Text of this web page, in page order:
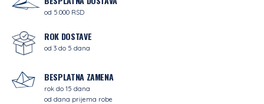
od 5.000 RSD
ROK DOSTAVE
od 3 do 5 dana
BESPLATNA ZAMENA
rok do 15 dana
od dana prijema robe